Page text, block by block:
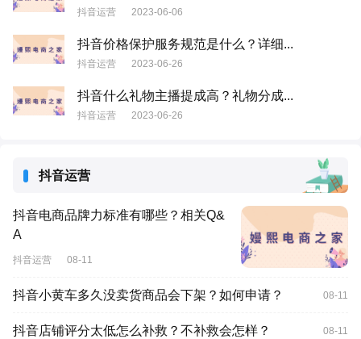
抖音运营 2023-06-06
抖音价格保护服务规范是什么？详细...
抖音运营 2023-06-26
抖音什么礼物主播提成高？礼物分成...
抖音运营 2023-06-26
抖音运营
​抖音电商品牌力标准有哪些？相关Q&
A
抖音运营 08-11
抖音小黄车多久没卖货商品会下架？如何申请？ 08-11
抖音店铺评分太低怎么补救？不补救会怎样？ 08-11